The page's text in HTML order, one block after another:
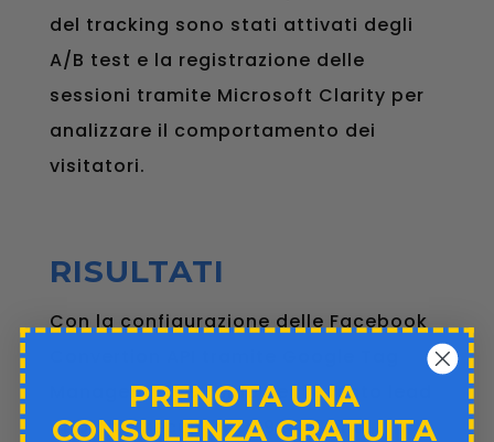
del tracking sono stati attivati degli
A/B test e la registrazione delle
sessioni tramite Microsoft Clarity per
analizzare il comportamento dei
visitatori.
RISULTATI
Con la configurazione delle Facebook
Manager server-side per l’evento lead
abbiamo recuperato 928 eventi.
PRENOTA UNA
CONSULENZA GRATUITA